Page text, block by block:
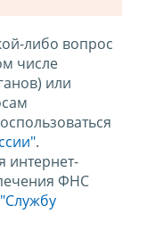
либо вопрос
числе
или
.
интернет-
ФНС
"Службу